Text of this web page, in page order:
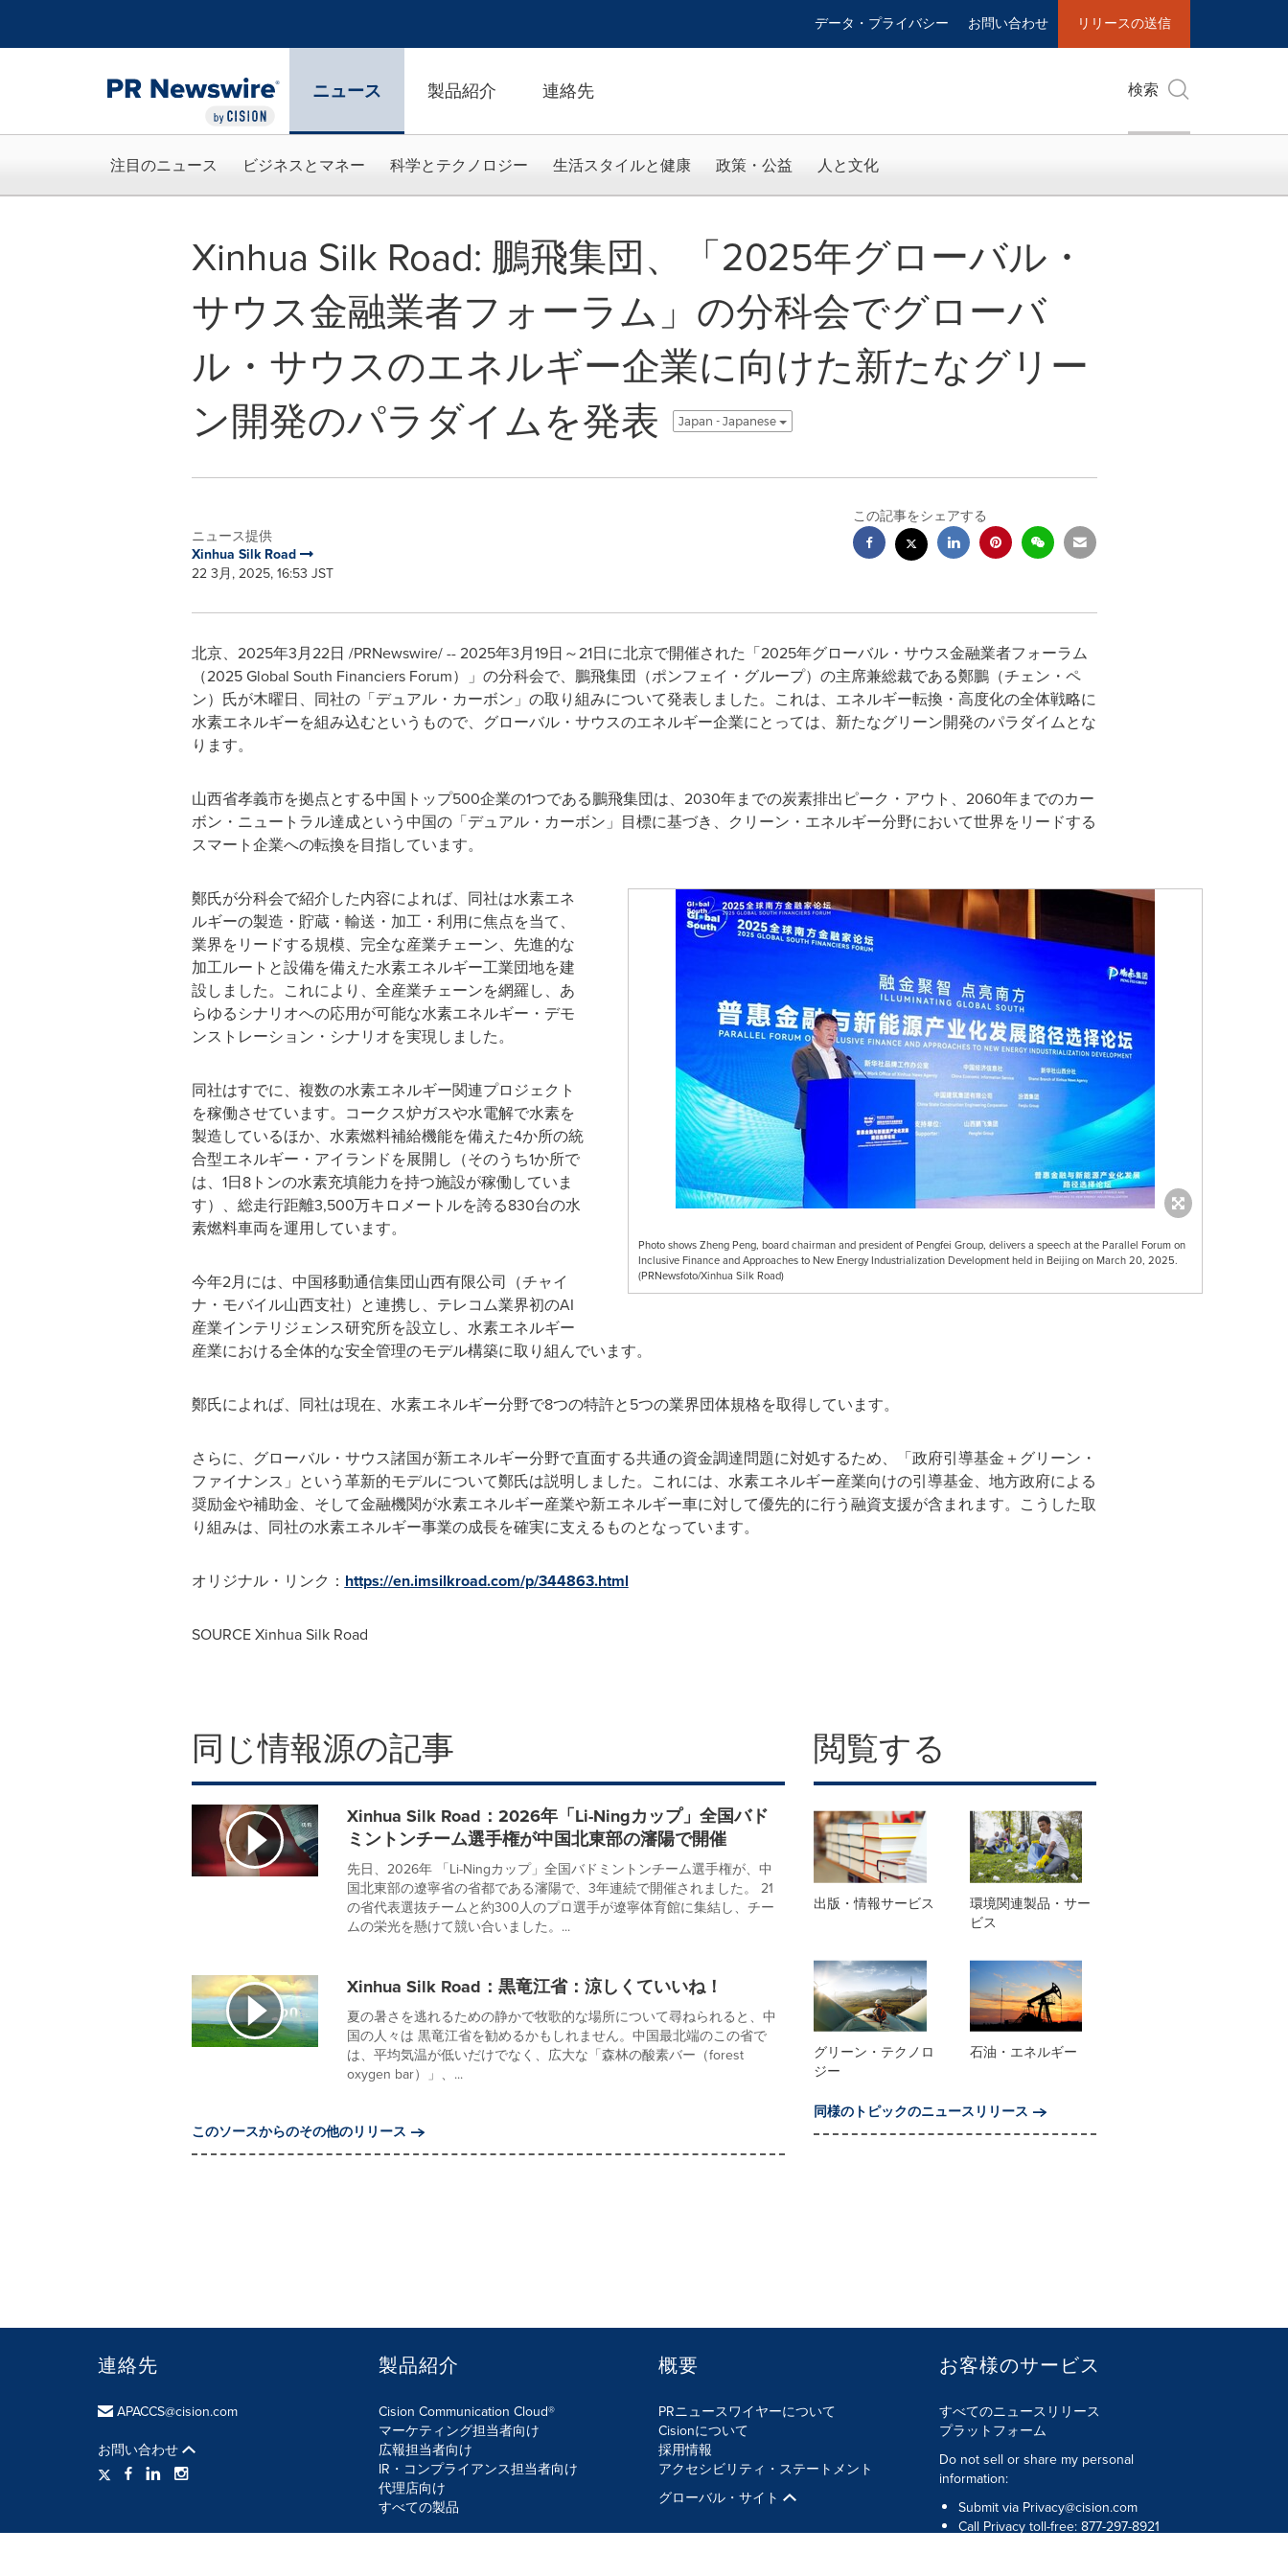
データ・プライバシー お問い合わせ リリースの送信
ニュース 製品紹介 連絡先 検索
注目のニュース ビジネスとマネー 科学とテクノロジー 生活スタイルと健康 政策・公益 人と文化
Xinhua Silk Road: 鵬飛集団、「2025年グローバル・
サウス金融業者フォーラム」の分科会でグローバ
ル・サウスのエネルギー企業に向けた新たなグリー
ン開発のパラダイムを発表
Japan - Japanese
ニュース提供
Xinhua Silk Road
22 3月, 2025, 16:53 JST
この記事をシェアする
北京、2025年3月22日 /PRNewswire/ -- 2025年3月19日～21日に北京で開催された「2025年グローバル・サウス金融業者フォーラム
（2025 Global South Financiers Forum）」の分科会で、鵬飛集団（ポンフェイ・グループ）の主席兼総裁である鄭鵬（チェン・ペ
ン）氏が木曜日、同社の「デュアル・カーボン」の取り組みについて発表しました。これは、エネルギー転換・高度化の全体戦略に
水素エネルギーを組み込むというもので、グローバル・サウスのエネルギー企業にとっては、新たなグリーン開発のパラダイムとな
ります。
山西省孝義市を拠点とする中国トップ500企業の1つである鵬飛集団は、2030年までの炭素排出ピーク・アウト、2060年までのカー
ボン・ニュートラル達成という中国の「デュアル・カーボン」目標に基づき、クリーン・エネルギー分野において世界をリードする
スマート企業への転換を目指しています。
Photo shows Zheng Peng, board chairman and president of Pengfei Group, delivers a speech at the Parallel Forum on
Inclusive Finance and Approaches to New Energy Industrialization Development held in Beijing on March 20, 2025.
(PRNewsfoto/Xinhua Silk Road)
鄭氏が分科会で紹介した内容によれば、同社は水素エネ
ルギーの製造・貯蔵・輸送・加工・利用に焦点を当て、
業界をリードする規模、完全な産業チェーン、先進的な
加工ルートと設備を備えた水素エネルギー工業団地を建
設しました。これにより、全産業チェーンを網羅し、あ
らゆるシナリオへの応用が可能な水素エネルギー・デモ
ンストレーション・シナリオを実現しました。
同社はすでに、複数の水素エネルギー関連プロジェクト
を稼働させています。コークス炉ガスや水電解で水素を
製造しているほか、水素燃料補給機能を備えた4か所の統
合型エネルギー・アイランドを展開し（そのうち1か所で
は、1日8トンの水素充填能力を持つ施設が稼働していま
す）、総走行距離3,500万キロメートルを誇る830台の水
素燃料車両を運用しています。
今年2月には、中国移動通信集団山西有限公司（チャイ
ナ・モバイル山西支社）と連携し、テレコム業界初のAI
産業インテリジェンス研究所を設立し、水素エネルギー
産業における全体的な安全管理のモデル構築に取り組んでいます。
鄭氏によれば、同社は現在、水素エネルギー分野で8つの特許と5つの業界団体規格を取得しています。
さらに、グローバル・サウス諸国が新エネルギー分野で直面する共通の資金調達問題に対処するため、「政府引導基金＋グリーン・
ファイナンス」という革新的モデルについて鄭氏は説明しました。これには、水素エネルギー産業向けの引導基金、地方政府による
奨励金や補助金、そして金融機関が水素エネルギー産業や新エネルギー車に対して優先的に行う融資支援が含まれます。こうした取
り組みは、同社の水素エネルギー事業の成長を確実に支えるものとなっています。
オリジナル・リンク： https://en.imsilkroad.com/p/344863.html
SOURCE Xinhua Silk Road
同じ情報源の記事
Xinhua Silk Road：2026年「Li-Ningカップ」全国バド
ミントンチーム選手権が中国北東部の瀋陽で開催
先日、2026年 「Li-Ningカップ」全国バドミントンチーム選手権が、中
国北東部の遼寧省の省都である瀋陽で、3年連続で開催されました。 21
の省代表選抜チームと約300人のプロ選手が遼寧体育館に集結し、チー
ムの栄光を懸けて競い合いました。...
Xinhua Silk Road：黒竜江省：涼しくていいね！
夏の暑さを逃れるための静かで牧歌的な場所について尋ねられると、中
国の人々は 黒竜江省を勧めるかもしれません。中国最北端のこの省で
は、平均気温が低いだけでなく、広大な「森林の酸素バー（forest
oxygen bar）」、...
このソースからのその他のリリース
閲覧する
出版・情報サービス
環境関連製品・サー
ビス
グリーン・テクノロ
ジー
石油・エネルギー
同様のトピックのニュースリリース
連絡先
APACCS@cision.com
お問い合わせ
製品紹介
Cision Communication Cloud®
マーケティング担当者向け
広報担当者向け
IR・コンプライアンス担当者向け
代理店向け
すべての製品
概要
PRニュースワイヤーについて
Cisionについて
採用情報
アクセシビリティ・ステートメント
グローバル・サイト
お客様のサービス
すべてのニュースリリース
プラットフォーム
Do not sell or share my personal
information:
Submit via Privacy@cision.com
Call Privacy toll-free: 877-297-8921